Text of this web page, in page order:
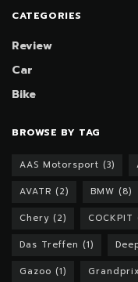
CATEGORIES
Review
Car
Bike
BROWSE BY TAG
AAS Motorsport (3)
AVATR (2) BMW (8)
Chery (2) COCKPIT
Das Treffen (1)
Gazoo (1) Grandprix